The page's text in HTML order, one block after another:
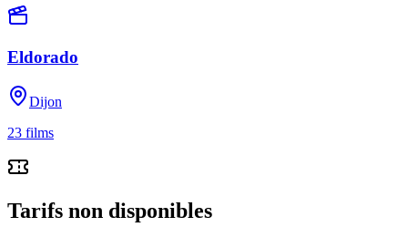
Eldorado
Dijon
23 films
Tarifs non disponibles